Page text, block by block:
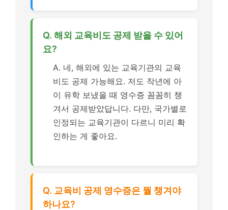
Q. 해외 교육비도 공제 받을 수 있어
요?
A. 네, 해외에 있는 교육기관의 교육
비도 공제 가능해요. 저도 작년에 아
이 유학 보냈을 때 영수증 꼼꼼히 챙
겨서 공제받았답니다. 다만, 국가별로
인정되는 교육기관이 다르니 미리 확
인하는 게 좋아요.
Q. 교육비 공제 영수증은 뭘 챙겨야
하나요?